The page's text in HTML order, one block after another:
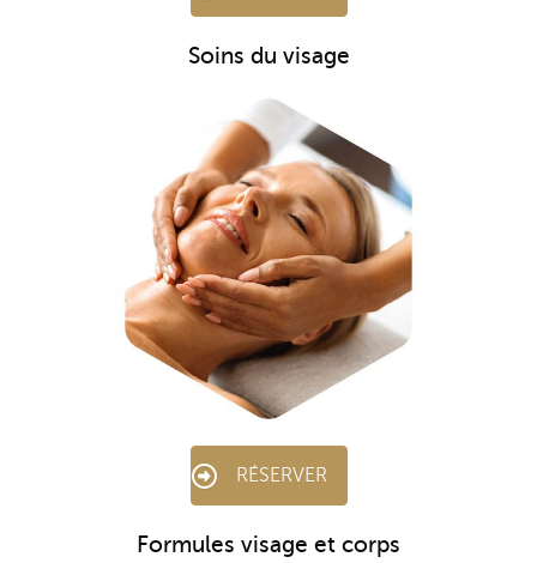
Soins du visage
RÉSERVER
Formules visage et corps